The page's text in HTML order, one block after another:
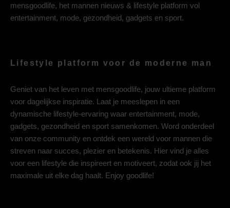
mensgoodlife, het mannen nieuws & lifestyle platform vol
entertainment, mode, gezondheid, gadgets en sport.
Lifestyle platform voor de moderne man
Geniet van het leven met mensgoodlife, jouw ultieme platform
voor dagelijkse inspiratie. Laat je meeslepen in een
dynamische lifestyle-ervaring waar entertainment, mode,
gadgets, gezondheid en sport samenkomen. Word onderdeel
van onze community en ontdek een wereld voor mannen die
streven naar succes, plezier en betekenis. Hier vind je alles
voor een lifestyle die inspireert en motiveert, zodat ook jij het
maximale uit elke dag haalt. Enjoy goodlife!